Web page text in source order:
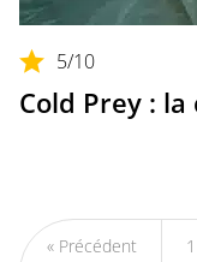
5/10
Cold Prey :
« Précédent 1